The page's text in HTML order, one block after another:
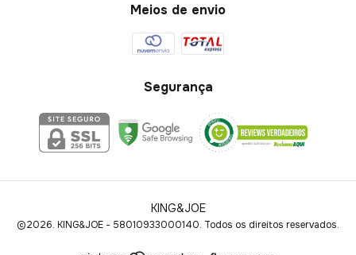
Meios de envio
Segurança
KING&JOE
©2026. KING&JOE - 58010933000140. Todos os direitos reservados.